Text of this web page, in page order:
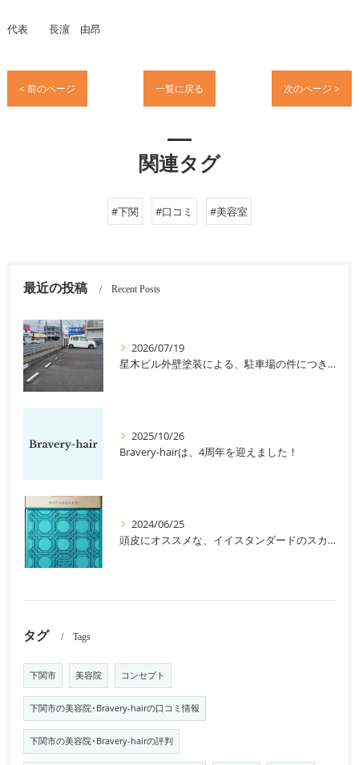
代表 長濵 由昂
< 前のページ 一覧に戻る 次のページ >
関連タグ
#下関 #口コミ #美容室
最近の投稿 Recent Posts
2026/07/19
星木ビル外壁塗装による、駐車場の件につきまして。
2025/10/26
Bravery-hairは、4周年を迎えました！
2024/06/25
頭皮にオススメな、イイスタンダードのスカルプ系シャンプー＆トリートメントです！
タグ Tags
下関市 美容院 コンセプト
下関市の美容院･Bravery-hairの口コミ情報
下関市の美容院･Bravery-hairの評判